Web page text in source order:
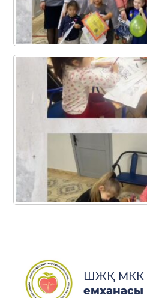
ШЖҚ МКК
емханасы